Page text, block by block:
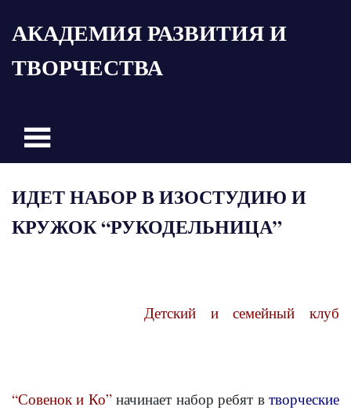
АКАДЕМИЯ РАЗВИТИЯ И
ТВОРЧЕСТВА
ИДЕТ НАБОР В ИЗОСТУДИЮ И
КРУЖОК “РУКОДЕЛЬНИЦА”
Детский и семейный клуб
“Совенок и Ко”начинает набор ребят втворческие